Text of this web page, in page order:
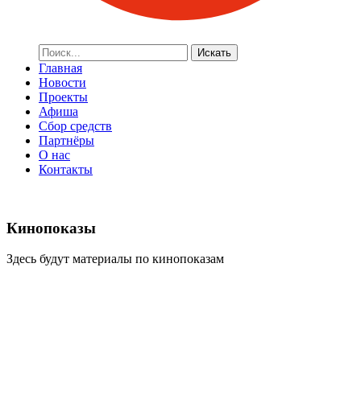
Искать
Главная
Новости
Проекты
Афиша
Сбор средств
Партнёры
О нас
Контакты
Кинопоказы
Здесь будут материалы по кинопоказам